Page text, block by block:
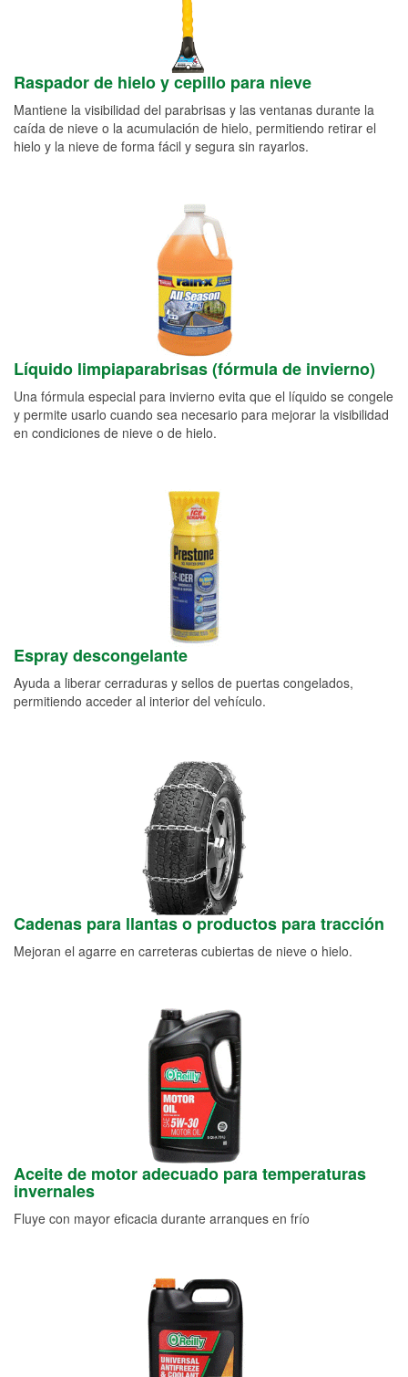
Raspador de hielo y cepillo para nieve
Mantiene la visibilidad del parabrisas y las ventanas durante la
caída de nieve o la acumulación de hielo, permitiendo retirar el
hielo y la nieve de forma fácil y segura sin rayarlos.
Líquido limpiaparabrisas (fórmula de invierno)
Una fórmula especial para invierno evita que el líquido se congele
y permite usarlo cuando sea necesario para mejorar la visibilidad
en condiciones de nieve o de hielo.
Espray descongelante
Ayuda a liberar cerraduras y sellos de puertas congelados,
permitiendo acceder al interior del vehículo.
Cadenas para llantas o productos para tracción
Mejoran el agarre en carreteras cubiertas de nieve o hielo.
Aceite de motor adecuado para temperaturas
invernales
Fluye con mayor eficacia durante arranques en frío